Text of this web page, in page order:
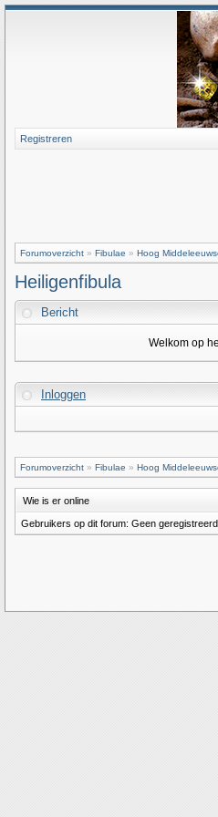
Registreren
Forumoverzicht » Fibulae » Hoog
Heiligenfibula
Bericht
Welkom op
Inloggen
Forumoverzicht » Fibulae » Hoog
Wie is er online
Gebruikers op dit forum: Geen